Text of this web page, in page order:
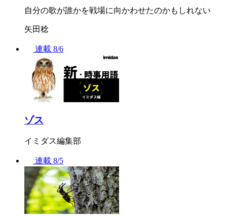
自分の歌が誰かを戦場に向かわせたのかもしれない
矢田稔
連載 8/6
ゾス
イミダス編集部
連載 8/5